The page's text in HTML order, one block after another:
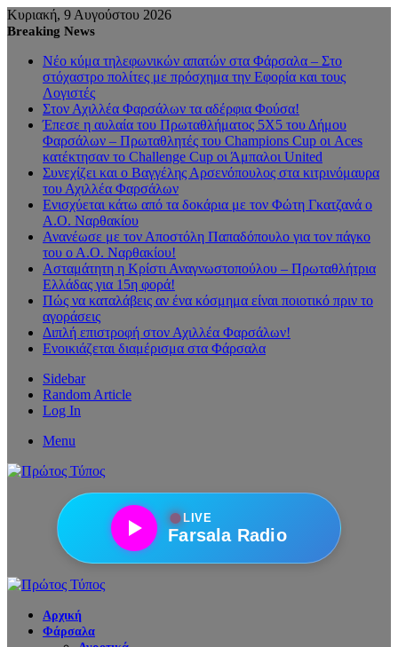
Κυριακή, 9 Αυγούστου 2026
Breaking News
Νέο κύμα τηλεφωνικών απατών στα Φάρσαλα – Στο
στόχαστρο πολίτες με πρόσχημα την Εφορία και τους
Λογιστές
Στον Αχιλλέα Φαρσάλων τα αδέρφια Φούσα!
Έπεσε η αυλαία του Πρωταθλήματος 5Χ5 του Δήμου
Φαρσάλων – Πρωταθλητές του Champions Cup οι Aces
κατέκτησαν το Challenge Cup οι Άμπαλοι United
Συνεχίζει και ο Βαγγέλης Αρσενόπουλος στα κιτρινόμαυρα
του Αχιλλέα Φαρσάλων
Ενισχύεται κάτω από τα δοκάρια με τον Φώτη Γκατζανά ο
Α.Ο. Ναρθακίου
Ανανέωσε με τον Αποστόλη Παπαδόπουλο για τον πάγκο
του ο Α.Ο. Ναρθακίου!
Ασταμάτητη η Κρίστι Αναγνωστοπούλου – Πρωταθλήτρια
Ελλάδας για 15η φορά!
Πώς να καταλάβεις αν ένα κόσμημα είναι ποιοτικό πριν το
αγοράσεις
Διπλή επιστροφή στον Αχιλλέα Φαρσάλων!
Ενοικιάζεται διαμέρισμα στα Φάρσαλα
Sidebar
Random Article
Log In
Menu
●LIVE
Farsala Radio
Αρχική
Φάρσαλα